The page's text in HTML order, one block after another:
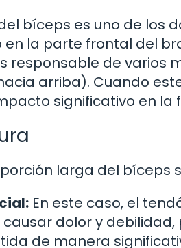
bíceps es uno de los
la parte frontal del
responsable de varios
arriba). Cuando
significativo en la
larga del bíceps
En este caso, el
causar dolor y
de manera